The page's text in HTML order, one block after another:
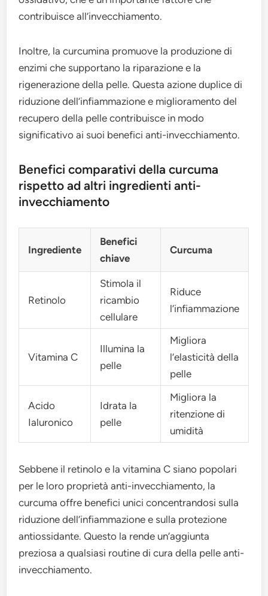
contribuisce all’invecchiamento.
Inoltre, la curcumina promuove la produzione di
enzimi che supportano la riparazione e la
rigenerazione della pelle. Questa azione duplice di
riduzione dell’infiammazione e miglioramento del
recupero della pelle contribuisce in modo
significativo ai suoi benefici anti-invecchiamento.
Benefici comparativi della curcuma
rispetto ad altri ingredienti anti-
invecchiamento
Ingrediente
Benefici
chiave
Curcuma
Retinolo
Stimola il
ricambio
cellulare
Riduce
l’infiammazione
Vitamina C
Illumina la
pelle
Migliora
l’elasticità della
pelle
Acido
Ialuronico
Idrata la
pelle
Migliora la
ritenzione di
umidità
Sebbene il retinolo e la vitamina C siano popolari
per le loro proprietà anti-invecchiamento, la
curcuma offre benefici unici concentrandosi sulla
riduzione dell’infiammazione e sulla protezione
antiossidante. Questo la rende un’aggiunta
preziosa a qualsiasi routine di cura della pelle anti-
invecchiamento.